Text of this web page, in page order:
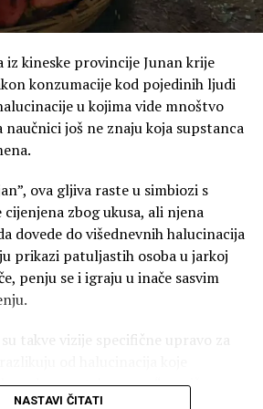
procjenitelji ne utvrde da je
Riječ je o platformi koja podstiče
otpremaju zdravstvenu
čvršće zaštitne mjere
da odgovara na pitanja o
da ima uspostavljene zaštitne
ali u tužbi se navodi da one u
pouzdano.
iz kineske provincije Junan krije
konzumacije kod pojedinih ljudi
u kojima vide mnoštvo
naučnici još ne znaju koja supstanca
ova gljiva raste u simbiozi s
zbog ukusa, ali njena
dovede do višednevnih halucinacija
prikazi patuljastih osoba u jarkoj
penju se i igraju u inače sasvim
takve vizije specifične upravo za
odnosno takozvane “magične
NASTAVI ČITATI